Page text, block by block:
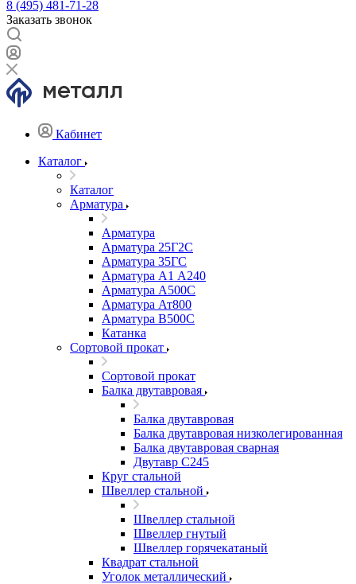
8 (495) 481-71-28
Заказать звонок
Кабинет
Каталог
Каталог
Арматура
Арматура
Арматура 25Г2С
Арматура 35ГС
Арматура А1 А240
Арматура А500С
Арматура Ат800
Арматура В500С
Катанка
Сортовой прокат
Сортовой прокат
Балка двутавровая
Балка двутавровая
Балка двутавровая низколегированная
Балка двутавровая сварная
Двутавр С245
Круг стальной
Швеллер стальной
Швеллер стальной
Швеллер гнутый
Швеллер горячекатаный
Квадрат стальной
Уголок металлический